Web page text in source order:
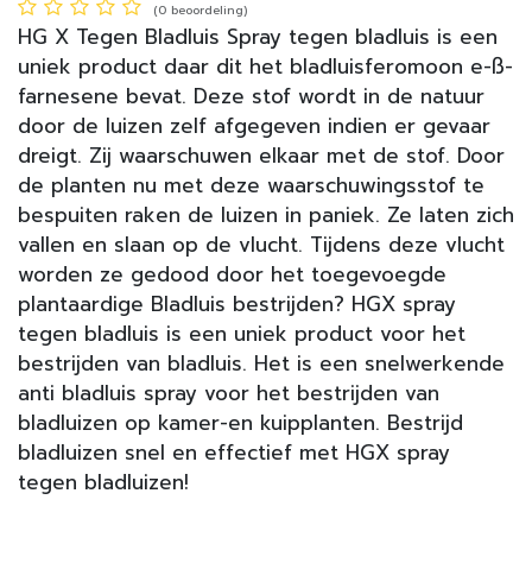
(0 beoordeling)
HG X Tegen Bladluis Spray tegen bladluis is een
uniek product daar dit het bladluisferomoon e-ß-
farnesene bevat. Deze stof wordt in de natuur
door de luizen zelf afgegeven indien er gevaar
dreigt. Zij waarschuwen elkaar met de stof. Door
de planten nu met deze waarschuwingsstof te
bespuiten raken de luizen in paniek. Ze laten zich
vallen en slaan op de vlucht. Tijdens deze vlucht
worden ze gedood door het toegevoegde
plantaardige Bladluis bestrijden? HGX spray
tegen bladluis is een uniek product voor het
bestrijden van bladluis. Het is een snelwerkende
anti bladluis spray voor het bestrijden van
bladluizen op kamer-en kuipplanten. Bestrijd
bladluizen snel en effectief met HGX spray
tegen bladluizen!